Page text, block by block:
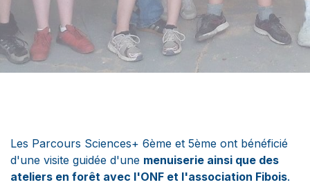
Les Parcours Sciences+ 6ème et 5ème ont bénéficié
d'une visite guidée d'une menuiserie ainsi que des
ateliers en forêt avec l'ONF et l'association Fibois.